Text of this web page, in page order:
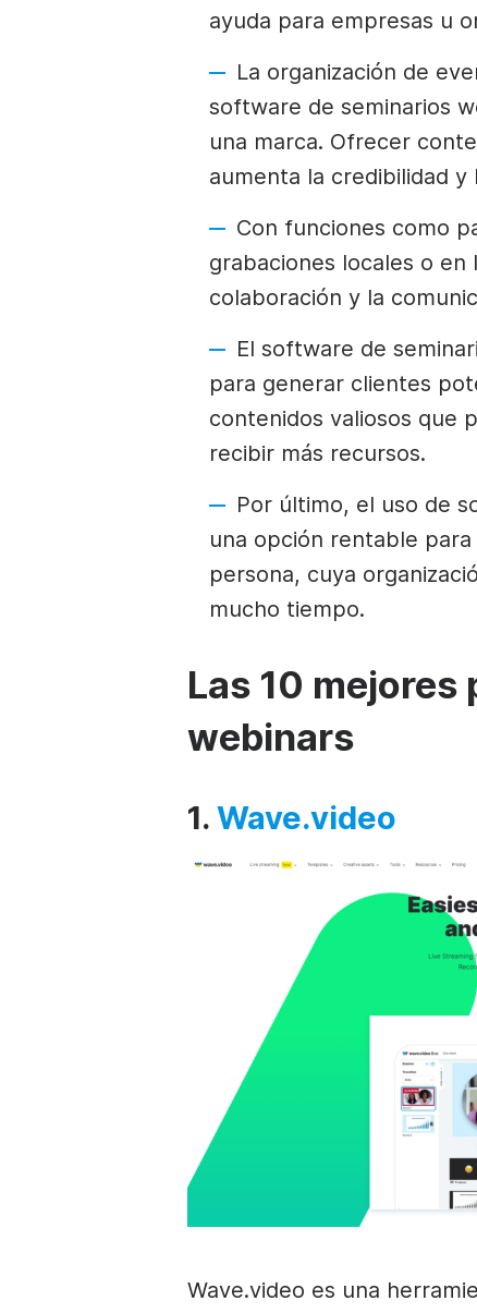
ayuda para empresas u
La organización de
software de seminarios
una marca. Ofrecer
aumenta la credibilidad y
Con funciones como
grabaciones locales o
colaboración y la
El software de
para generar clientes
contenidos valiosos que
recibir más recursos.
Por último, el uso de
una opción rentable
persona, cuya
mucho tiempo.
Las 10 mejores
webinars
1. Wave.video
Wave.video es una